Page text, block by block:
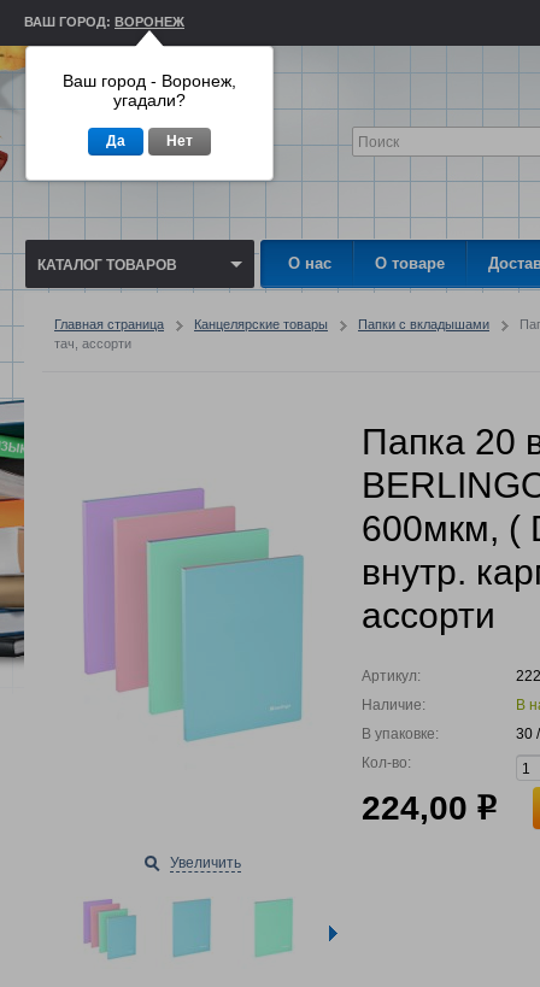
ВАШ ГОРОД: ВОРОНЕЖ
КАТАЛОГ ТОВАРОВ О нас О товаре
Главная страница Канцелярские товары Папки с вкладышами
тач, ассорти
Увеличить
Папка 20
600мкм, (
внутр.
ассорти
Артикул:
Наличие:
В
В упаковке:
30
Кол-во:
224,00 р
Ваш город - Воронеж,
угадали?
Да Нет